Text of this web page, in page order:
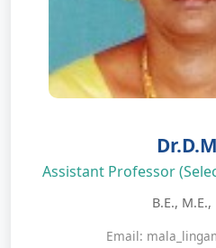
Assistant Professor
B.E., M.E.,
Email: